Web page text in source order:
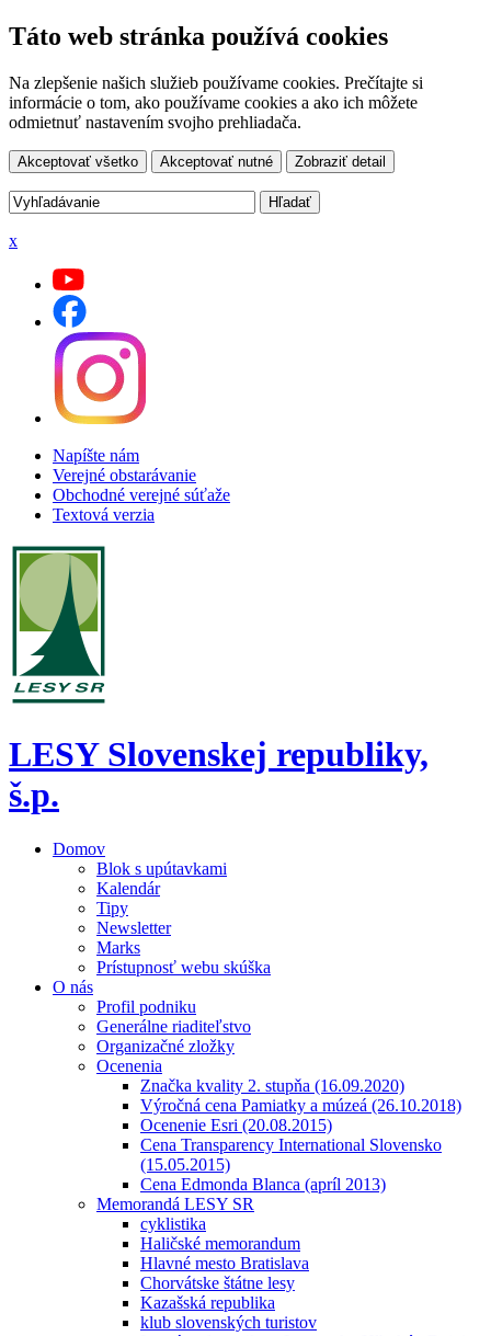
Táto web stránka používá cookies
Na zlepšenie našich služieb používame cookies. Prečítajte si
informácie o tom, ako používame cookies a ako ich môžete
odmietnuť nastavením svojho prehliadača.
Akceptovať všetko Akceptovať nutné Zobraziť detail
x
Napíšte nám
Verejné obstarávanie
Obchodné verejné súťaže
Textová verzia
LESY Slovenskej republiky,
š.p.
Domov
Blok s upútavkami
Kalendár
Tipy
Newsletter
Marks
Prístupnosť webu skúška
O nás
Profil podniku
Generálne riaditeľstvo
Organizačné zložky
Ocenenia
Značka kvality 2. stupňa (16.09.2020)
Výročná cena Pamiatky a múzeá (26.10.2018)
Ocenenie Esri (20.08.2015)
Cena Transparency International Slovensko
(15.05.2015)
Cena Edmonda Blanca (apríl 2013)
Memorandá LESY SR
cyklistika
Haličské memorandum
Hlavné mesto Bratislava
Chorvátske štátne lesy
Kazašská republika
klub slovenských turistov